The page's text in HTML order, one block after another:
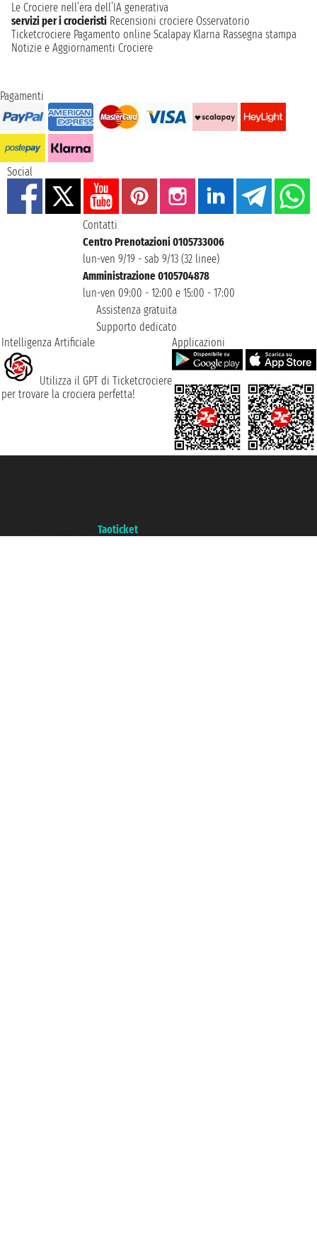
Le Crociere nell’era dell’IA generativa
servizi per i crocieristi Recensioni crociere Osservatorio
Ticketcrociere Pagamento online Scalapay Klarna Rassegna stampa
Notizie e Aggiornamenti Crociere
Pagamenti
Social
Contatti
Centro Prenotazioni 0105733006
lun-ven 9/19 - sab 9/13 (32 linee)
Amministrazione 0105704878
lun-ven 09:00 - 12:00 e 15:00 - 17:00
Assistenza gratuita
Supporto dedicato
Intelligenza Artificiale
Utilizza il GPT di Ticketcrociere
per trovare la crociera perfetta!
Applicazioni
Taoticket